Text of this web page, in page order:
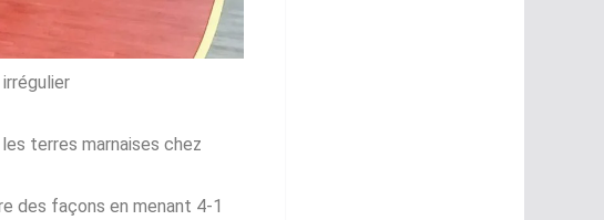
terres marnaises chez
des façons en menant 4-1